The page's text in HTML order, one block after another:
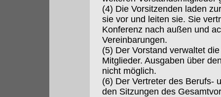
(4) Die Vorsitzenden laden
sie vor und leiten sie. Sie
Konferenz nach außen und
Vereinbarungen.
(5) Der Vorstand verwaltet
Mitglieder. Ausgaben über
nicht möglich.
(6) Der Vertreter des Berufs-
den Sitzungen des